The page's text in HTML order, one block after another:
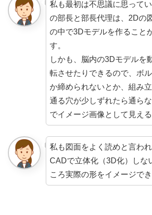
私も最初は不思議に思って
の部長と部長代理は、2Dの
の中で3Dモデルを作ること
す。
しかも、脳内の3Dモデルを
転させたりできるので、ボ
か締められないとか、組み
通る穴が少しずれたら通ら
でイメージ画像として見える
私も図面をよく読めと言わ
CADで立体化（3D化）しな
ころ実際の形をイメージでき